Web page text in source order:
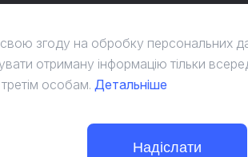
свою згоду на обробку персональних
отриману інформацію тільки
особам. Детальніше
Надіслати